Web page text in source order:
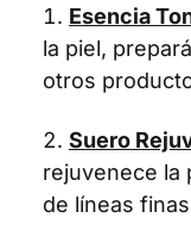
Esencia
la piel,
otros
Suero
rejuvenece la
de líneas